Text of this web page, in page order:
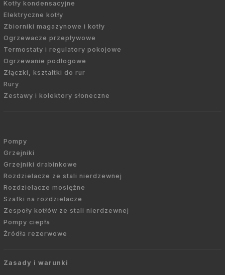
Kotły kondensacyjne
Elektryczne kotły
Zbiorniki magazynowe i kotły
Ogrzewacze przepływowe
Termostaty i regulatory pokojowe
Ogrzewanie podłogowe
Złączki, kształtki do rur
Rury
Zestawy i kolektory słoneczne
Pompy
Grzejniki
Grzejniki drabinkowe
Rozdzielacze ze stali nierdzewnej
Rozdzielacze mosiężne
Szafki na rozdzielacze
Zespoły kotłów ze stali nierdzewnej
Pompy ciepła
Źródła rezerwowe
Zasady i warunki